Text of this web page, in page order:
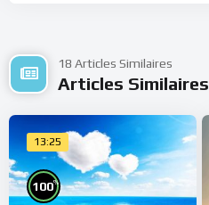
18 Articles Similaires
Articles Similaires
13:25
100%